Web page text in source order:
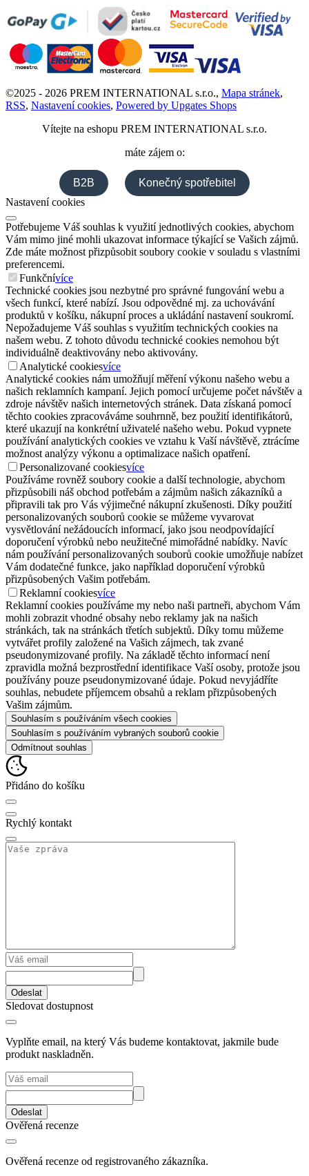
©2025 - 2026 PREM INTERNATIONAL s.r.o., Mapa stránek,
RSS, Nastavení cookies, Powered by Upgates Shops
Vítejte na eshopu PREM INTERNATIONAL s.r.o.
máte zájem o:
B2B
Konečný spotřebitel
Nastavení cookies
Potřebujeme Váš souhlas k využití jednotlivých cookies, abychom
Vám mimo jiné mohli ukazovat informace týkající se Vašich zájmů.
Zde máte možnost přizpůsobit soubory cookie v souladu s vlastními
preferencemi.
Funkčnívíce
Technické cookies jsou nezbytné pro správné fungování webu a
všech funkcí, které nabízí. Jsou odpovědné mj. za uchovávání
produktů v košíku, nákupní proces a ukládání nastavení soukromí.
Nepožadujeme Váš souhlas s využitím technických cookies na
našem webu. Z tohoto důvodu technické cookies nemohou být
individuálně deaktivovány nebo aktivovány.
Analytické cookiesvíce
Analytické cookies nám umožňují měření výkonu našeho webu a
našich reklamních kampaní. Jejich pomocí určujeme počet návštěv a
zdroje návštěv našich internetových stránek. Data získaná pomocí
těchto cookies zpracováváme souhrnně, bez použití identifikátorů,
které ukazují na konkrétní uživatelé našeho webu. Pokud vypnete
používání analytických cookies ve vztahu k Vaší návštěvě, ztrácíme
možnost analýzy výkonu a optimalizace našich opatření.
Personalizované cookiesvíce
Používáme rovněž soubory cookie a další technologie, abychom
přizpůsobili náš obchod potřebám a zájmům našich zákazníků a
připravili tak pro Vás výjimečné nákupní zkušenosti. Díky použití
personalizovaných souborů cookie se můžeme vyvarovat
vysvětlování nežádoucích informací, jako jsou neodpovídající
doporučení výrobků nebo neužitečné mimořádné nabídky. Navíc
nám používání personalizovaných souborů cookie umožňuje nabízet
Vám dodatečné funkce, jako například doporučení výrobků
přizpůsobených Vašim potřebám.
Reklamní cookiesvíce
Reklamní cookies používáme my nebo naši partneři, abychom Vám
mohli zobrazit vhodné obsahy nebo reklamy jak na našich
stránkách, tak na stránkách třetích subjektů. Díky tomu můžeme
vytvářet profily založené na Vašich zájmech, tak zvané
pseudonymizované profily. Na základě těchto informací není
zpravidla možná bezprostřední identifikace Vaší osoby, protože jsou
používány pouze pseudonymizované údaje. Pokud nevyjádříte
souhlas, nebudete příjemcem obsahů a reklam přizpůsobených
Vašim zájmům.
Souhlasím s používáním všech cookies
Souhlasím s používáním vybraných souborů cookie
Odmítnout souhlas
Přidáno do košíku
Rychlý kontakt
Odeslat
Sledovat dostupnost
Vyplňte email, na který Vás budeme kontaktovat, jakmile bude
produkt naskladněn.
Odeslat
Ověřená recenze
Ověřená recenze od registrovaného zákazníka.